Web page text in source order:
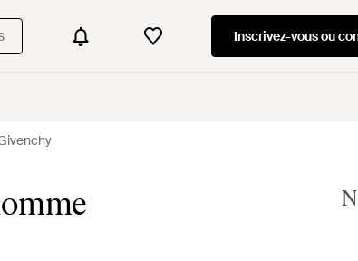
Inscrivez-vous ou